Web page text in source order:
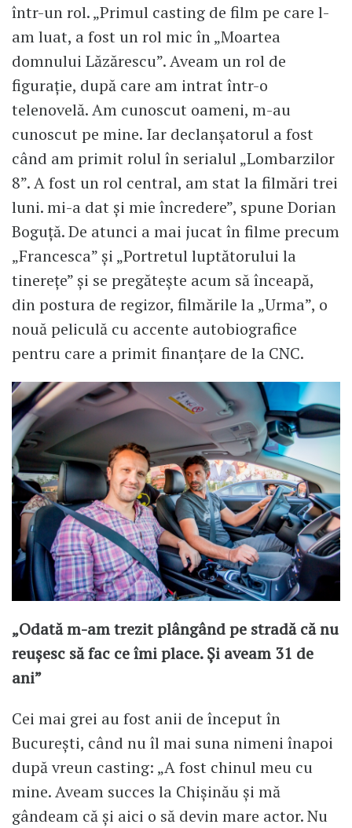
într-un rol. „Primul casting de film pe care l-
am luat, a fost un rol mic în „Moartea
domnului Lăzărescu”. Aveam un rol de
figurație, după care am intrat într-o
telenovelă. Am cunoscut oameni, m-au
cunoscut pe mine. Iar declanșatorul a fost
când am primit rolul în serialul „Lombarzilor
8”. A fost un rol central, am stat la filmări trei
luni. mi-a dat și mie încredere”, spune Dorian
Boguță. De atunci a mai jucat în filme precum
„Francesca” și „Portretul luptătorului la
tinerețe” și se pregătește acum să înceapă,
din postura de regizor, filmările la „Urma”, o
nouă peliculă cu accente autobiografice
pentru care a primit finanțare de la CNC.
„Odată m-am trezit plângând pe stradă că nu
reușesc să fac ce îmi place. Și aveam 31 de
ani”
Cei mai grei au fost anii de început în
București, când nu îl mai suna nimeni înapoi
după vreun casting: „A fost chinul meu cu
mine. Aveam succes la Chișinău și mă
gândeam că și aici o să devin mare actor. Nu